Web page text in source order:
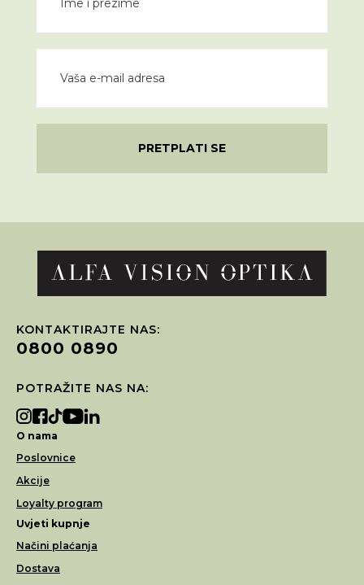
PRETPLATI SE
KONTAKTIRAJTE NAS:
0800 0890
POTRAŽITE NAS NA:
O nama
Poslovnice
Akcije
Loyalty program
Uvjeti kupnje
Načini plaćanja
Dostava